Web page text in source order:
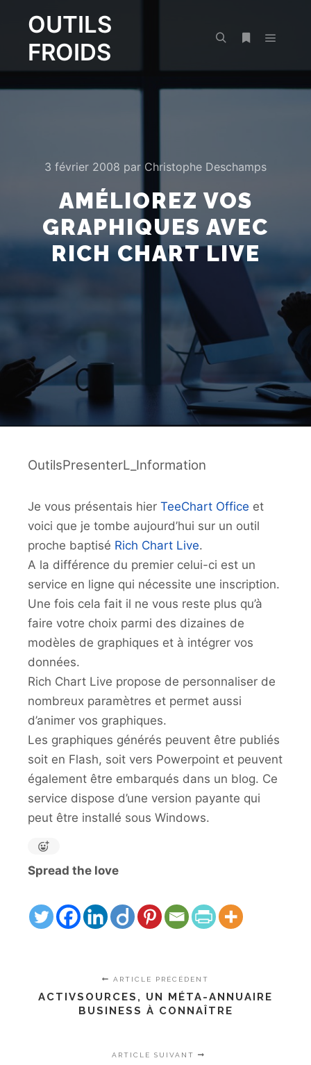
OUTILS
FROIDS
3 février 2008 par Christophe Deschamps
AMÉLIOREZ VOS
GRAPHIQUES AVEC
RICH CHART LIVE
OutilsPresenterL_Information
Je vous présentais hier TeeChart Office et
voici que je tombe aujourd’hui sur un outil
proche baptisé Rich Chart Live.
A la différence du premier celui-ci est un
service en ligne qui nécessite une inscription.
Une fois cela fait il ne vous reste plus qu’à
faire votre choix parmi des dizaines de
modèles de graphiques et à intégrer vos
données.
Rich Chart Live propose de personnaliser de
nombreux paramètres et permet aussi
d’animer vos graphiques.
Les graphiques générés peuvent être publiés
soit en Flash, soit vers Powerpoint et peuvent
également être embarqués dans un blog. Ce
service dispose d’une version payante qui
peut être installé sous Windows.
Spread the love
ARTICLE PRÉCÉDENT
ACTIVSOURCES, UN MÉTA-ANNUAIRE
BUSINESS À CONNAÎTRE
ARTICLE SUIVANT